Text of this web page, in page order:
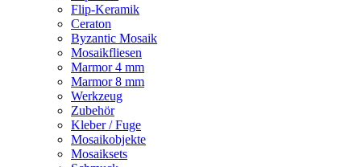
Flip-Keramik
Ceraton
Byzantic Mosaik
Mosaikfliesen
Marmor 4 mm
Marmor 8 mm
Werkzeug
Zubehör
Kleber / Fuge
Mosaikobjekte
Mosaiksets